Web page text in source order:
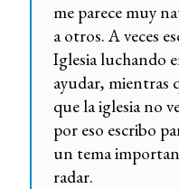
me parece muy
a otros. A veces
Iglesia luchando
ayudar, mientras
que la iglesia no
por eso escribo
un tema
radar.